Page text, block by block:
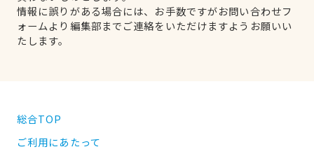
情報に誤りがある場合には、お手数ですがお問い合わせフ
ォームより編集部までご連絡をいただけますようお願いい
たします。
総合TOP
ご利用にあたって